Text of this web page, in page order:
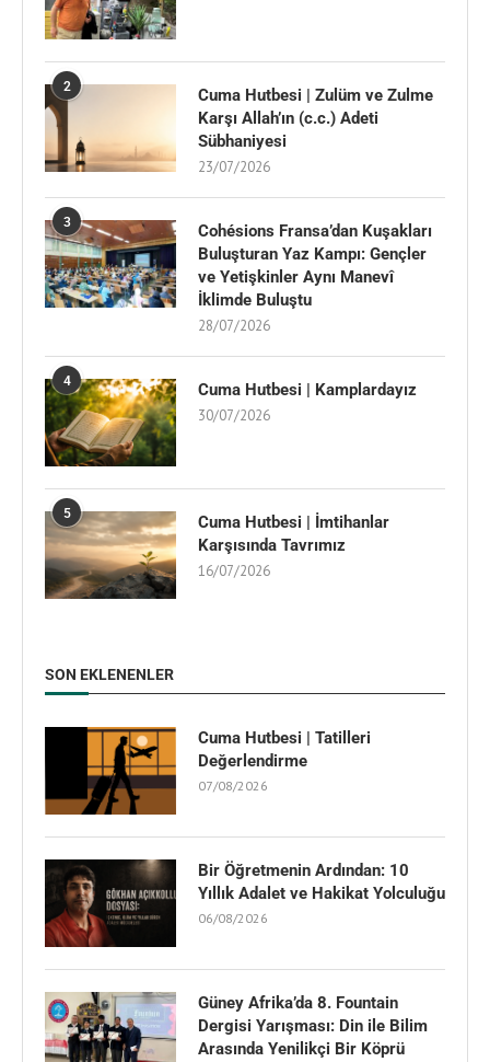
2
Cuma Hutbesi | Zulüm ve Zulme
Karşı Allah’ın (c.c.) Adeti
Sübhaniyesi
23/07/2026
3
Cohésions Fransa’dan Kuşakları
Buluşturan Yaz Kampı: Gençler
ve Yetişkinler Aynı Manevî
İklimde Buluştu
28/07/2026
4 Cuma Hutbesi | Kamplardayız
30/07/2026
5
Cuma Hutbesi | İmtihanlar
Karşısında Tavrımız
16/07/2026
SON EKLENENLER
Cuma Hutbesi | Tatilleri
Değerlendirme
07/08/2026
Bir Öğretmenin Ardından: 10
Yıllık Adalet ve Hakikat Yolculuğu
06/08/2026
Güney Afrika’da 8. Fountain
Dergisi Yarışması: Din ile Bilim
Arasında Yenilikçi Bir Köprü